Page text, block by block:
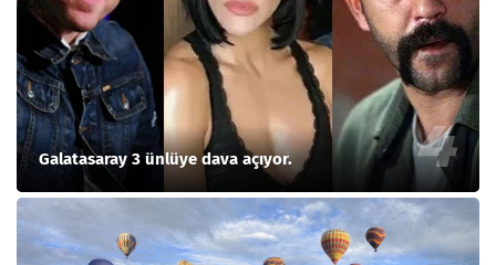
Galatasaray 3 ünlüye dava açıyor.